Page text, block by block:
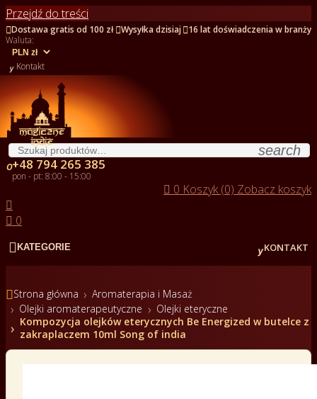
Przejdź do treści
Dostawa gratis od 100 zł Wysyłka dzisiaj 16 lat doświadczenia w branży
Waluta:
 Kontakt
search
+48 794 265 385
pon - pt: 8:00 - 15:00
 0 Koszyk (0) Zobacz koszyk

 0
 KATEGORIE KONTAKT
Strona główna
Aromaterapia i Masaż
Olejki aromaterapeutyczne
Olejki eteryczne
Kompozycja olejków eterycznych Be Energized w butelce z
zakraplaczem 10ml Song of india